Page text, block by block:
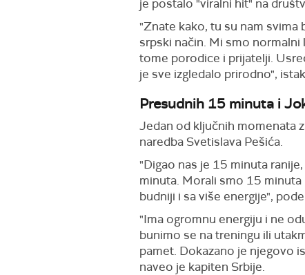
je postalo "viralni hit" na
"Znate kako, tu su nam svima
srpski način. Mi smo
tome porodice i prijatelji.
je sve izgledalo prirodno",
Presudnih 15 minuta i
Jedan od ključnih momenata
naredba Svetislava Pešića.
"Digao nas je 15 minuta
minuta. Morali smo 15 minuta
budniji i sa više energije",
"Ima ogromnu energiju i ne
bunimo se na treningu ili
pamet. Dokazano je njegovo
naveo je kapiten Srbije.